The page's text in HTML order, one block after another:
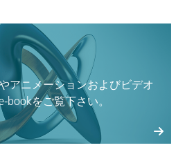
アニメーションおよびビデオ
bookをご覧下さい。